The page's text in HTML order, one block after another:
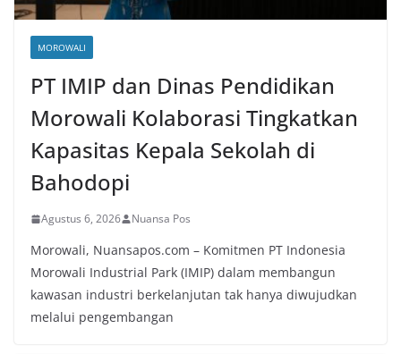
MOROWALI
PT IMIP dan Dinas Pendidikan
Morowali Kolaborasi Tingkatkan
Kapasitas Kepala Sekolah di
Bahodopi
Agustus 6, 2026 Nuansa Pos
Morowali, Nuansapos.com – Komitmen PT Indonesia
Morowali Industrial Park (IMIP) dalam membangun
kawasan industri berkelanjutan tak hanya diwujudkan
melalui pengembangan